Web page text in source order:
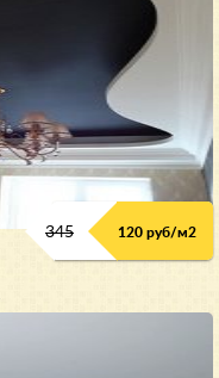
345 120 руб/м2